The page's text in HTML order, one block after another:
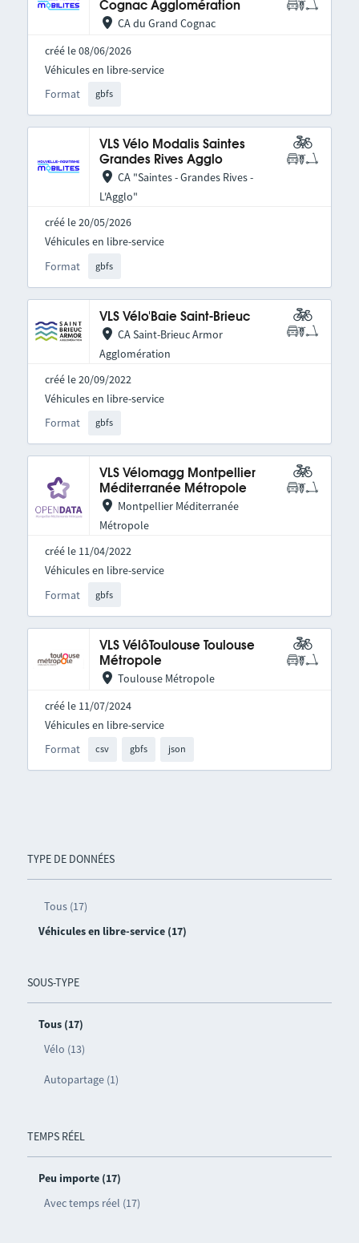
TYPE DE DONNÉES
Tous (17)
Véhicules en libre-service (17)
SOUS-TYPE
Tous (17)
Vélo (13)
Autopartage (1)
TEMPS RÉEL
Peu importe (17)
Avec temps réel (17)
Cognac Agglomération
CA du Grand Cognac
créé le 08/06/2026
Format gbfs
Véhicules en libre-service
VLS Vélo Modalis Saintes
Grandes Rives Agglo
CA "Saintes - Grandes Rives -
L'Agglo"
créé le 20/05/2026
Format gbfs
Véhicules en libre-service
VLS Vélo'Baie Saint-Brieuc
CA Saint-Brieuc Armor
Agglomération
créé le 20/09/2022
Format gbfs
Véhicules en libre-service
VLS Vélomagg Montpellier
Méditerranée Métropole
Montpellier Méditerranée
Métropole
créé le 11/04/2022
Format gbfs
Véhicules en libre-service
VLS VélôToulouse Toulouse
Métropole
Toulouse Métropole
créé le 11/07/2024
Format csv gbfs json
Véhicules en libre-service